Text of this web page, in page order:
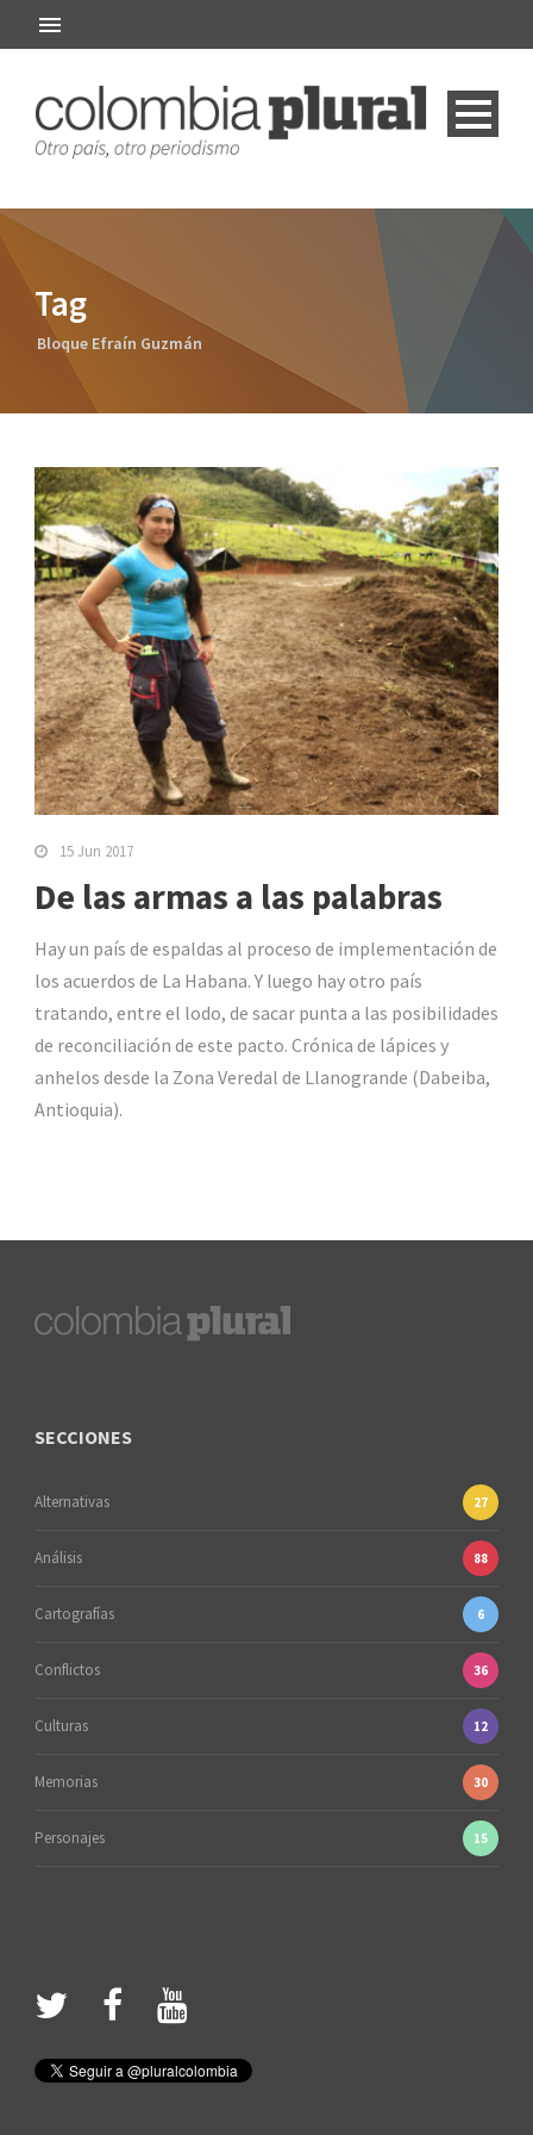
Tag
Bloque Efraín Guzmán
15 Jun 2017
De las armas a las palabras
Hay un país de espaldas al proceso de implementación de
los acuerdos de La Habana. Y luego hay otro país
tratando, entre el lodo, de sacar punta a las posibilidades
de reconciliación de este pacto. Crónica de lápices y
anhelos desde la Zona Veredal de Llanogrande (Dabeiba,
Antioquia).
SECCIONES
Alternativas 27
Análisis 88
Cartografías 6
Conflictos 36
Culturas 12
Memorias 30
Personajes 15